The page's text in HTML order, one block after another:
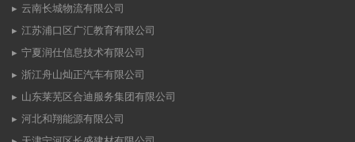
云南长城物流有限公司
江苏浦口区广汇教育有限公司
宁夏润仕信息技术有限公司
浙江舟山灿正汽车有限公司
山东莱芜区合迪服务集团有限公司
河北和翔能源有限公司